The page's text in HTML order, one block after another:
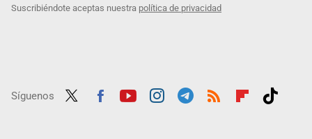
Suscribiéndote aceptas nuestra política de privacidad
Síguenos